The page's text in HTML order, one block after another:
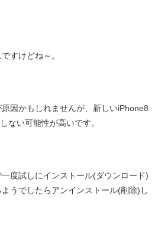
すけどね～。
因かもしれませんが、新しいiPhone8
ない可能性が高いです。
度試しにインストール(ダウンロード)
うでしたらアンインストール(削除)し